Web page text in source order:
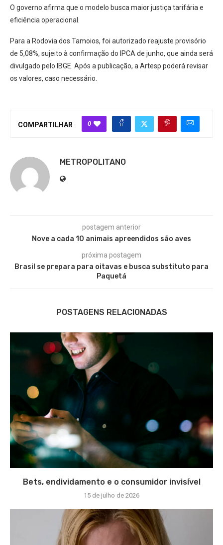
O governo afirma que o modelo busca maior justiça tarifária e
eficiência operacional.
Para a Rodovia dos Tamoios, foi autorizado reajuste provisório
de 5,08%, sujeito à confirmação do IPCA de junho, que ainda será
divulgado pelo IBGE. Após a publicação, a Artesp poderá revisar
os valores, caso necessário.
COMPARTILHAR 0
METROPOLITANO
postagem anterior
Nove a cada 10 animais apreendidos são aves
próxima postagem
Brasil se prepara para oitavas e busca substituto para
Paquetá
POSTAGENS RELACIONADAS
Bets, endividamento e o consumidor invisível
15 de julho de 2026